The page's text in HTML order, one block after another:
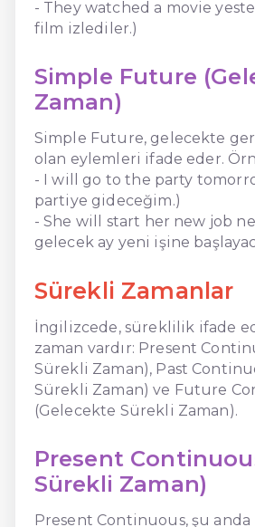
- They watched a movie
film izlediler.)
Simple Future
Zaman)
Simple Future, gelecekte
olan eylemleri ifade eder.
- I will go to the party
partiye gideceğim.)
- She will start her new job
gelecek ay yeni işine
Sürekli Zamanlar
İngilizcede, süreklilik ifade
zaman vardır: Present
Sürekli Zaman), Past
Sürekli Zaman) ve Future
(Gelecekte Sürekli Zaman).
Present
Sürekli Zaman)
Present Continuous, şu anda